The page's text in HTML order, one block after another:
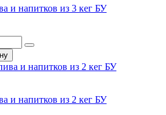
и напитков из 3 кег БУ
и напитков из 2 кег БУ